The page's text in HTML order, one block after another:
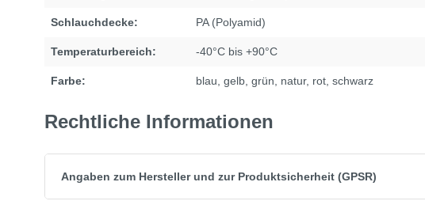
Schlauchdecke: PA (Polyamid)
Temperaturbereich: -40°C bis +90°C
Farbe: blau , gelb , grün , natur, rot , schwarz
Rechtliche Informationen
Angaben zum Hersteller und zur Produktsicherheit (GPSR)